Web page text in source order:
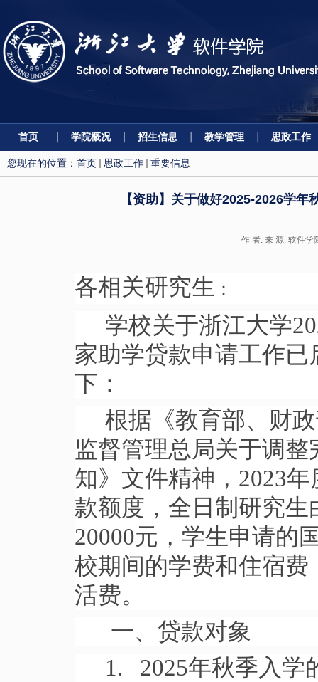
首页 学院概况 招生信息 教学管理 思政工作
您现在的位置： 首页 思政工作 重要信息
【资助】关于做好2025-2026学
作 者: 来 源: 软件
各相关研究生 ：
学校关于浙江大学
家助学贷款申请工作
下：
根据《教育部、财
监督管理总局关于调
知》文件精神，2023
款额度，全日制研究生
20000元，学生申请的
校期间的学费和住宿
活费。
一、贷款对象
1. 2025年秋季入学